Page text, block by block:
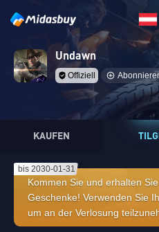
Undawn
Offiziell
KAUFEN
bis 2030-01-31
Kommen Sie und erhalten
Geschenke! Verwenden Sie
um an der Verlosung